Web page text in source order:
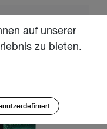
auf unserer
zu bieten.